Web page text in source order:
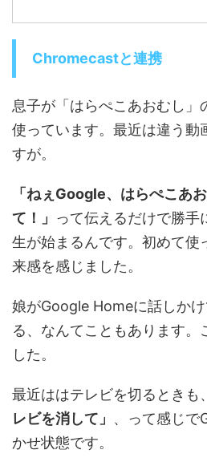
Chromecastと連携
息子が「はらぺこあおむし」
使っています。最近は違う動
すが。
「ねぇGoogle、はらぺこあ
て！」 って伝えるだけで勝手
生が始まるんです。初めて使
来感を感じました。
娘がGoogle Homeに話しか
る、なんてこともあります。
した。
最近ははテレビを切るときも、
レビを消して」 、って感じで
かせ状態です。